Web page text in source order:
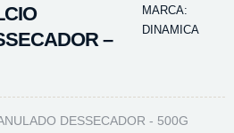
–
MARCA:
DINAMICA
DESSECADOR - 500G